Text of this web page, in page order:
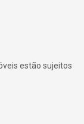
estão sujeitos